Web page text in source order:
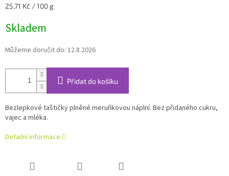
Měrná
25,71 Kč / 100 g
Skladem
Můžeme doručit do: 12.8.2026
Přidat do košíku
Bezlepkové taštičky plněné meruňkovou náplní. Bez přidaného cukru,
vajec a mléka.
Detailní informace